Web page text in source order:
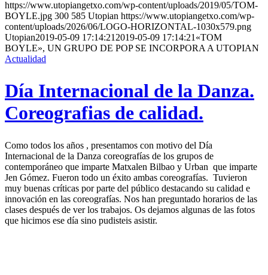
https://www.utopiangetxo.com/wp-content/uploads/2019/05/TOM-
BOYLE.jpg 300 585 Utopian https://www.utopiangetxo.com/wp-
content/uploads/2026/06/LOGO-HORIZONTAL-1030x579.png
Utopian2019-05-09 17:14:21 2019-05-09 17:14:21 «TOM
BOYLE», UN GRUPO DE POP SE INCORPORA A UTOPIAN
Actualidad
Día Internacional de la Danza.
Coreografias de calidad.
Como todos los años , presentamos con motivo del Día
Internacional de la Danza coreografías de los grupos de
contemporáneo que imparte Matxalen Bilbao y Urban que imparte
Jen Gómez. Fueron todo un éxito ambas coreografías. Tuvieron
muy buenas críticas por parte del público destacando su calidad e
innovación en las coreografías. Nos han preguntado horarios de las
clases después de ver los trabajos. Os dejamos algunas de las fotos
que hicimos ese día sino pudisteis asistir.